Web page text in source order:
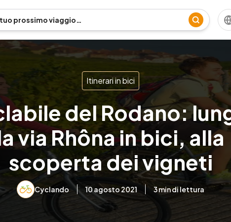
Itinerari in bici
del Rodano:
via Rhôna in bici, alla
scoperta dei vigneti
Cyclando 10 agosto 2021 3min di lettura